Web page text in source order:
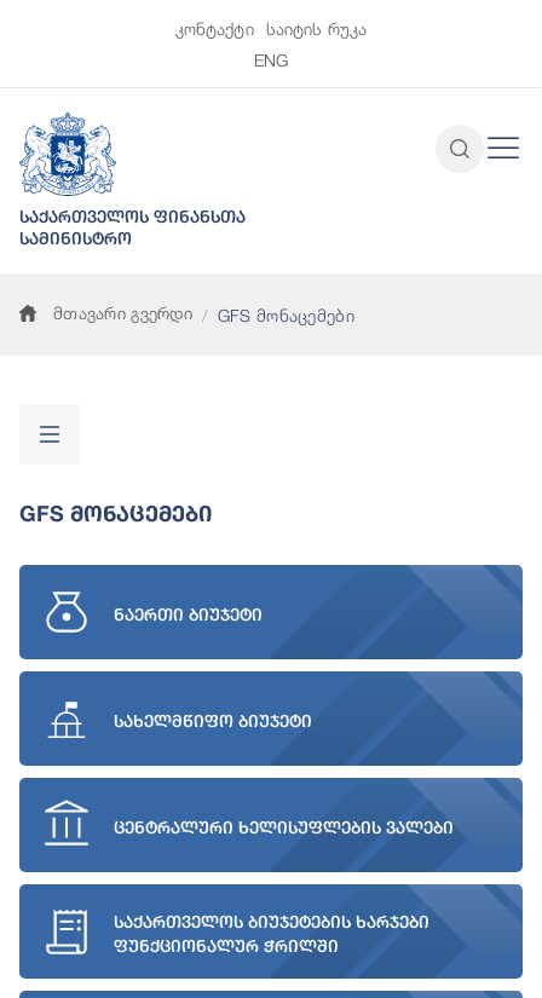
კონტაქტი
საიტის რუკა
ENG
საქართველოს ფინანსთა
სამინისტრო
მთავარი გვერდი GFS მონაცემები
GFS Მონაცემები
ნაერთი ბიუჯეტი
სახელმწიფო ბიუჯეტი
ცენტრალური ხელისუფლების ვალები
საქართველოს ბიუჯეტების ხარჯები
ფუნქციონალურ ჭრილში